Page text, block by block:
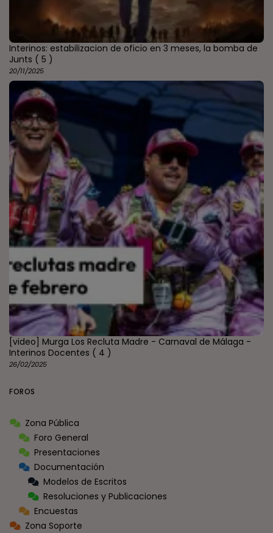
Interinos: estabilizacion de oficio en 3 meses, la bomba de
Junts ( 5 )
20/11/2025
[video] Murga Los Recluta Madre - Carnaval de Málaga -
Interinos Docentes ( 4 )
26/02/2025
FOROS
Zona Pública
Foro General
Presentaciones
Documentación
Modelos de Escritos
Resoluciones y Publicaciones
Encuestas
Zona Soporte